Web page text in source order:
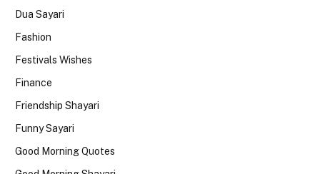
Dua Sayari
Fashion
Festivals Wishes
Finance
Friendship Shayari
Funny Sayari
Good Morning Quotes